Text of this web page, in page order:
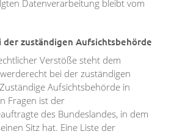
Datenverarbeitung bleibt vom
zuständigen Aufsichtsbehörde
Verstöße steht dem
bei der zuständigen
Aufsichtsbehörde in
Fragen ist der
des Bundeslandes, in dem
Sitz hat. Eine Liste der